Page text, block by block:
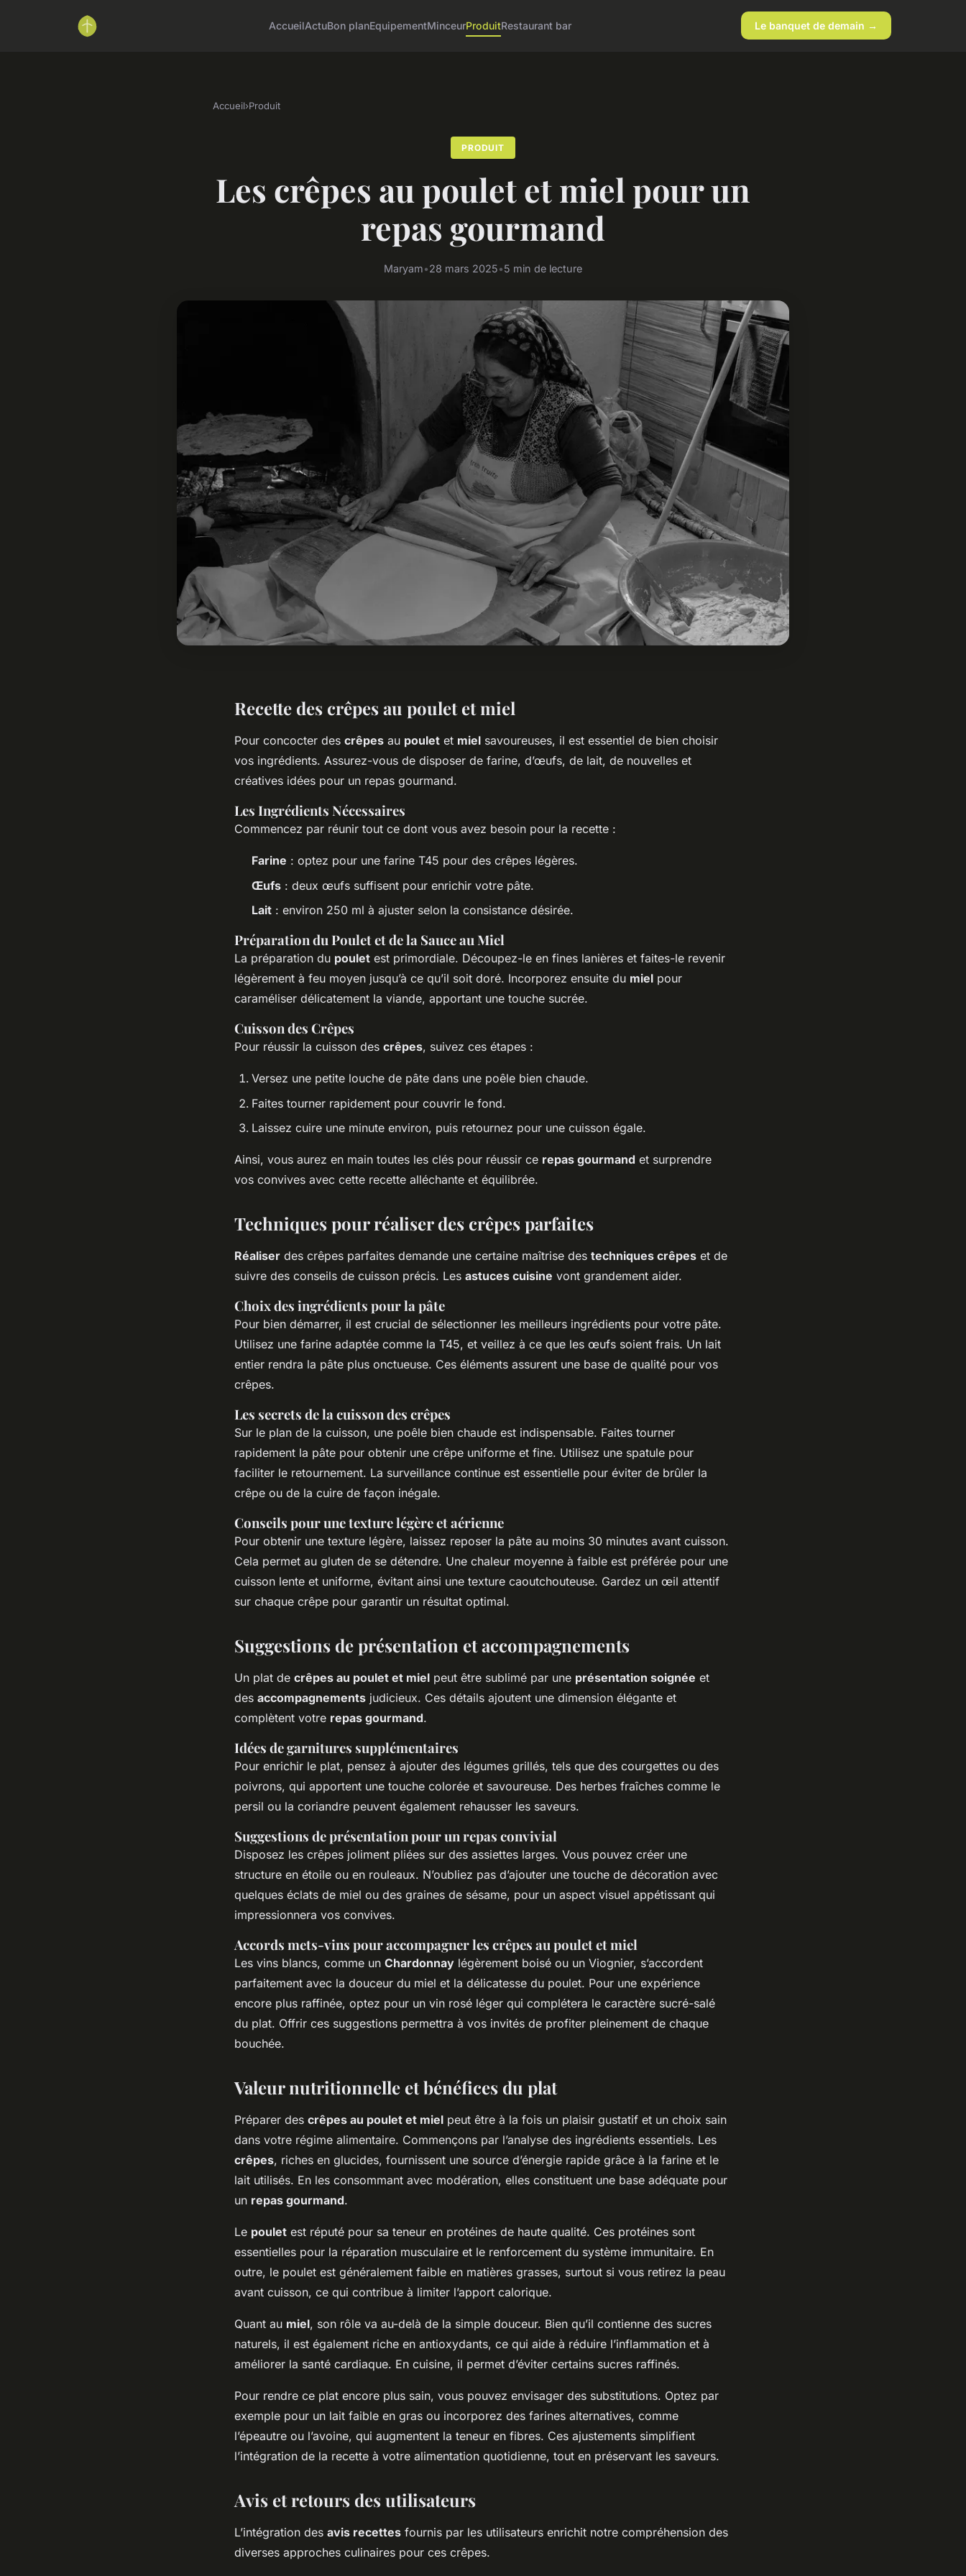
AccueilActuBon planEquipementMinceurProduitRestaurant bar Le banquet de demain →
Accueil›Produit
PRODUIT
Les crêpes au poulet et miel pour un
repas gourmand
Maryam•28 mars 2025•5 min de lecture
Recette des crêpes au poulet et miel
Pour concocter des crêpes au poulet et miel savoureuses, il est essentiel de bien choisir
vos ingrédients. Assurez-vous de disposer de farine, d’œufs, de lait, de nouvelles et
créatives idées pour un repas gourmand.
Les Ingrédients Nécessaires
Commencez par réunir tout ce dont vous avez besoin pour la recette :
Farine : optez pour une farine T45 pour des crêpes légères.
Œufs : deux œufs suffisent pour enrichir votre pâte.
Lait : environ 250 ml à ajuster selon la consistance désirée.
Préparation du Poulet et de la Sauce au Miel
La préparation du poulet est primordiale. Découpez-le en fines lanières et faites-le revenir
légèrement à feu moyen jusqu’à ce qu’il soit doré. Incorporez ensuite du miel pour
caraméliser délicatement la viande, apportant une touche sucrée.
Cuisson des Crêpes
Pour réussir la cuisson des crêpes, suivez ces étapes :
Versez une petite louche de pâte dans une poêle bien chaude.
Faites tourner rapidement pour couvrir le fond.
Laissez cuire une minute environ, puis retournez pour une cuisson égale.
Ainsi, vous aurez en main toutes les clés pour réussir ce repas gourmand et surprendre
vos convives avec cette recette alléchante et équilibrée.
Techniques pour réaliser des crêpes parfaites
Réaliser des crêpes parfaites demande une certaine maîtrise des techniques crêpes et de
suivre des conseils de cuisson précis. Les astuces cuisine vont grandement aider.
Choix des ingrédients pour la pâte
Pour bien démarrer, il est crucial de sélectionner les meilleurs ingrédients pour votre pâte.
Utilisez une farine adaptée comme la T45, et veillez à ce que les œufs soient frais. Un lait
entier rendra la pâte plus onctueuse. Ces éléments assurent une base de qualité pour vos
crêpes.
Les secrets de la cuisson des crêpes
Sur le plan de la cuisson, une poêle bien chaude est indispensable. Faites tourner
rapidement la pâte pour obtenir une crêpe uniforme et fine. Utilisez une spatule pour
faciliter le retournement. La surveillance continue est essentielle pour éviter de brûler la
crêpe ou de la cuire de façon inégale.
Conseils pour une texture légère et aérienne
Pour obtenir une texture légère, laissez reposer la pâte au moins 30 minutes avant cuisson.
Cela permet au gluten de se détendre. Une chaleur moyenne à faible est préférée pour une
cuisson lente et uniforme, évitant ainsi une texture caoutchouteuse. Gardez un œil attentif
sur chaque crêpe pour garantir un résultat optimal.
Suggestions de présentation et accompagnements
Un plat de crêpes au poulet et miel peut être sublimé par une présentation soignée et
des accompagnements judicieux. Ces détails ajoutent une dimension élégante et
complètent votre repas gourmand.
Idées de garnitures supplémentaires
Pour enrichir le plat, pensez à ajouter des légumes grillés, tels que des courgettes ou des
poivrons, qui apportent une touche colorée et savoureuse. Des herbes fraîches comme le
persil ou la coriandre peuvent également rehausser les saveurs.
Suggestions de présentation pour un repas convivial
Disposez les crêpes joliment pliées sur des assiettes larges. Vous pouvez créer une
structure en étoile ou en rouleaux. N’oubliez pas d’ajouter une touche de décoration avec
quelques éclats de miel ou des graines de sésame, pour un aspect visuel appétissant qui
impressionnera vos convives.
Accords mets-vins pour accompagner les crêpes au poulet et miel
Les vins blancs, comme un Chardonnay légèrement boisé ou un Viognier, s’accordent
parfaitement avec la douceur du miel et la délicatesse du poulet. Pour une expérience
encore plus raffinée, optez pour un vin rosé léger qui complétera le caractère sucré-salé
du plat. Offrir ces suggestions permettra à vos invités de profiter pleinement de chaque
bouchée.
Valeur nutritionnelle et bénéfices du plat
Préparer des crêpes au poulet et miel peut être à la fois un plaisir gustatif et un choix sain
dans votre régime alimentaire. Commençons par l’analyse des ingrédients essentiels. Les
crêpes, riches en glucides, fournissent une source d’énergie rapide grâce à la farine et le
lait utilisés. En les consommant avec modération, elles constituent une base adéquate pour
un repas gourmand.
Le poulet est réputé pour sa teneur en protéines de haute qualité. Ces protéines sont
essentielles pour la réparation musculaire et le renforcement du système immunitaire. En
outre, le poulet est généralement faible en matières grasses, surtout si vous retirez la peau
avant cuisson, ce qui contribue à limiter l’apport calorique.
Quant au miel, son rôle va au-delà de la simple douceur. Bien qu’il contienne des sucres
naturels, il est également riche en antioxydants, ce qui aide à réduire l’inflammation et à
améliorer la santé cardiaque. En cuisine, il permet d’éviter certains sucres raffinés.
Pour rendre ce plat encore plus sain, vous pouvez envisager des substitutions. Optez par
exemple pour un lait faible en gras ou incorporez des farines alternatives, comme
l’épeautre ou l’avoine, qui augmentent la teneur en fibres. Ces ajustements simplifient
l’intégration de la recette à votre alimentation quotidienne, tout en préservant les saveurs.
Avis et retours des utilisateurs
L’intégration des avis recettes fournis par les utilisateurs enrichit notre compréhension des
diverses approches culinaires pour ces crêpes.